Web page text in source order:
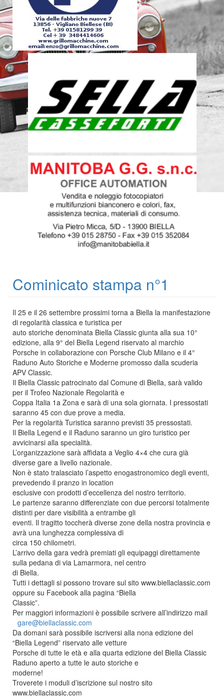
Cominicato stampa n°1
Il 25 e il 26 settembre prossimi torna a Biella la manifestazione
di regolarità classica e turistica per
auto storiche denominata Biella Classic giunta alla sua 10°
edizione, alla 9° del Biella Legend riservato al marchio
Porsche in collaborazione con Porsche Club Milano e il 4°
Raduno Auto Storiche e Moderne promosso dalla scuderia
APV Classic.
Il Biella Classic patrocinato dal Comune di Biella, sarà valido
per il Trofeo Nazionale Regolarità e
Coppa Italia 1a Zona e sarà di una sola giornata. I pressostati
saranno 45 con due prove a media.
Per la regolarità Turistica saranno previsti 35 pressostati.
Il Biella Legend e il Raduno saranno un giro turistico per
avvicinarsi alla specialità.
L’organizzazione sarà affidata a Veglio 4×4 che cura già
diverse gare a livello nazionale.
Non è stato tralasciato l’aspetto enogastronomico degli eventi,
prevedendo il pranzo in location
esclusive con prodotti d’eccellenza del nostro territorio.
Le partenze saranno differenziate con due percorsi totalmente
distinti per dare visibilità a entrambe gli
eventi. Il tragitto toccherà diverse zone della nostra provincia e
avrà una lunghezza complessiva di
circa 150 chilometri.
L’arrivo della gara vedrà premiati gli equipaggi direttamente
sulla pedana di via Lamarmora, nel centro
di Biella.
Tutti i dettagli si possono trovare sul sito www.biellaclassic.com
oppure su Facebook alla pagina “Biella
Classic”.
Per maggiori informazioni è possibile scrivere all’indirizzo mail
gare@biellaclassic.com
Da domani sarà possibile iscriversi alla nona edizione del
“Biella Legend” riservato alle vetture
Porsche di tutte le età e alla quarta edizione del Biella Classic
Raduno aperto a tutte le auto storiche e
moderne!
Troverete i moduli d’iscrizione sul nostro sito
www.biellaclassic.com